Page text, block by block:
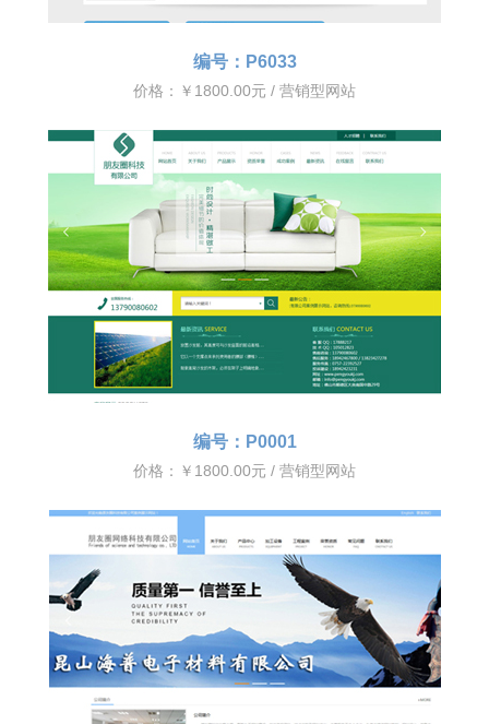
编号：P6033
价格：￥1800.00元 / 营销型网站
编号：P0001
价格：￥1800.00元 / 营销型网站